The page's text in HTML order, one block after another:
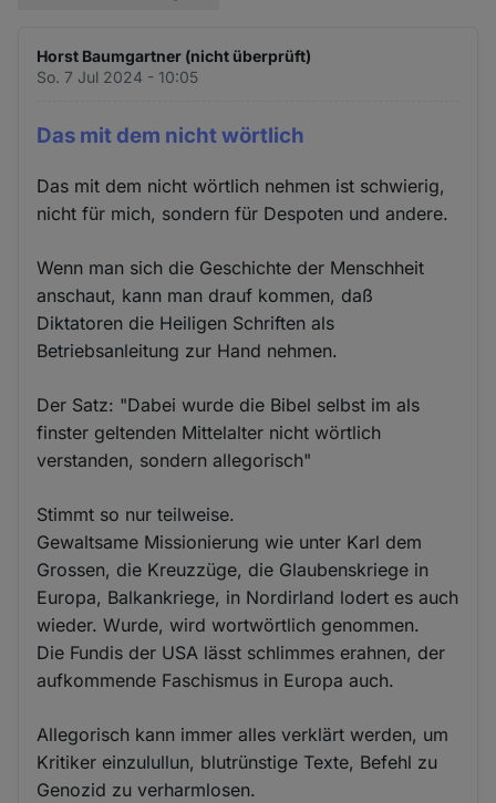
Horst Baumgartner (nicht überprüft)
So. 7 Jul 2024 - 10:05
Das mit dem nicht wörtlich
Das mit dem nicht wörtlich nehmen ist schwierig,
nicht für mich, sondern für Despoten und andere.
Wenn man sich die Geschichte der Menschheit
anschaut, kann man drauf kommen, daß
Diktatoren die Heiligen Schriften als
Betriebsanleitung zur Hand nehmen.
Der Satz: "Dabei wurde die Bibel selbst im als
finster geltenden Mittelalter nicht wörtlich
verstanden, sondern allegorisch"
Stimmt so nur teilweise.
Gewaltsame Missionierung wie unter Karl dem
Grossen, die Kreuzzüge, die Glaubenskriege in
Europa, Balkankriege, in Nordirland lodert es auch
wieder. Wurde, wird wortwörtlich genommen.
Die Fundis der USA lässt schlimmes erahnen, der
aufkommende Faschismus in Europa auch.
Allegorisch kann immer alles verklärt werden, um
Kritiker einzulullun, blutrünstige Texte, Befehl zu
Genozid zu verharmlosen.